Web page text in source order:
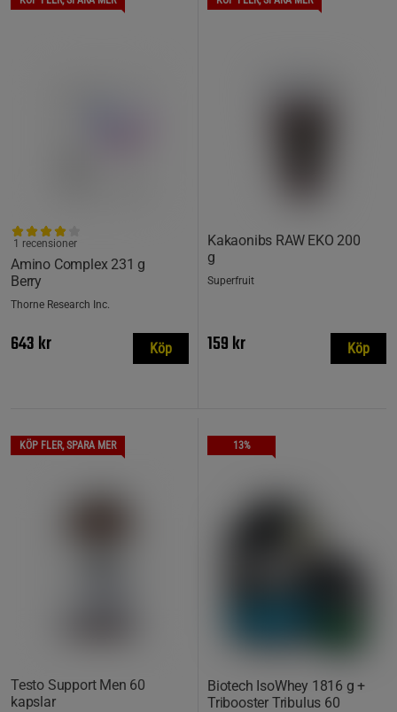
Amino Complex 231 g
Berry
1 recensioner
Thorne Research Inc.
643 kr Köp
Kakaonibs RAW EKO 200
g
Superfruit
159 kr Köp
KÖP FLER, SPARA MER
Testo Support Men 60
kapslar
13%
Biotech IsoWhey 1816 g +
Tribooster Tribulus 60